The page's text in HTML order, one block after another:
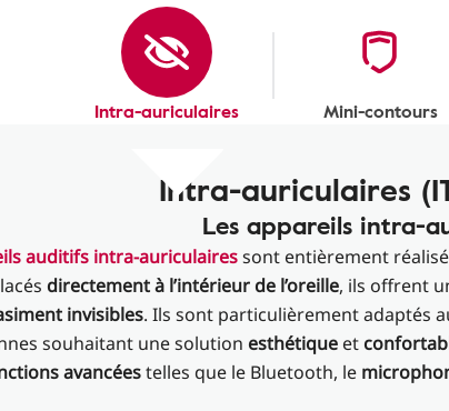
Intra-auriculaires Mini-contours
Intra-auriculaires
Les appareils intra-
auditifs intra-auriculairessont entièrement
directement à l’intérieur de l’oreille, ils offrent
invisibles. Ils sont particulièrement adaptés
souhaitant une solution esthétique et
avancéestelles que le Bluetooth, le